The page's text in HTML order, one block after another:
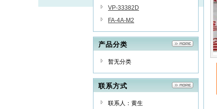
VP-33382D
FA-4A-M2
产品分类
暂无分类
联系方式
联系人：黄生